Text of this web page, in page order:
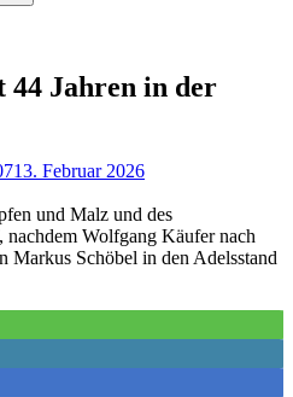
44 Jahren in der
13. Februar 2026
und Malz und des
nachdem Wolfgang Käufer nach
Markus Schöbel in den Adelsstand